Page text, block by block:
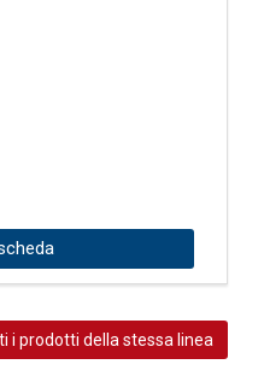
i prodotti della stessa linea